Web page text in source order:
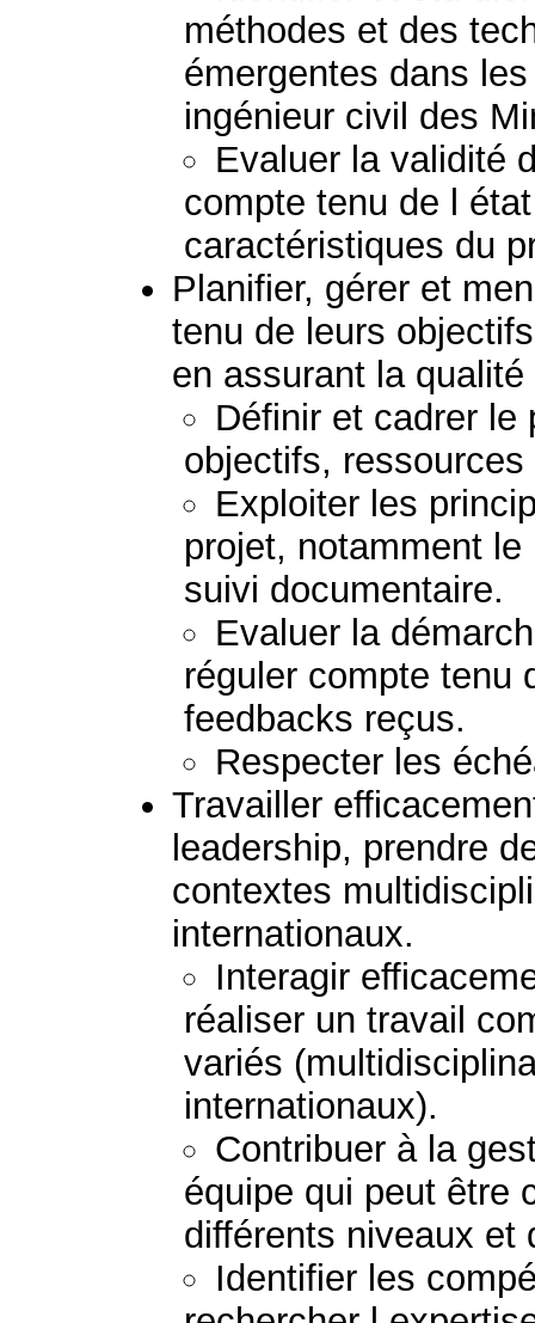
méthodes et des
émergentes dans
ingénieur civil des
Evaluer la validité
compte tenu de l
caractéristiques du
Planifier, gérer et
tenu de leurs
en assurant la
Définir et cadrer le
objectifs,
Exploiter les
projet, notamment
suivi documentaire.
Evaluer la
réguler compte tenu
feedbacks reçus.
Respecter les
Travailler
leadership, prendre
contextes
internationaux.
Interagir
réaliser un travail
variés
internationaux).
Contribuer à la
équipe qui peut être
différents niveaux et
Identifier les